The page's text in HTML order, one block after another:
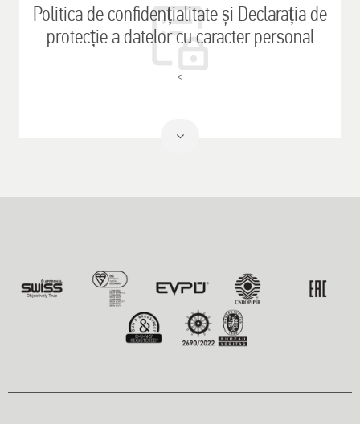
Politica de confidențialitate și Declarația de
protecție a datelor cu caracter personal
<